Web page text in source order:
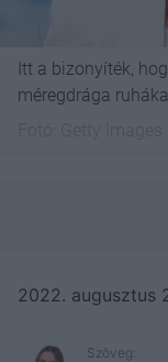
Itt a bizonyíték,
méregdrága
2022. augusztus
Szöveg: